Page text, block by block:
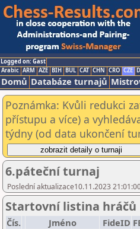
Logged on: Gast
Arabic ARM AZE BIH BUL CAT CHN CRO CZE
Domů Databáze turnajů
Poznámka: Kvůli redukci
přístupu a více) a
týdny (od data ukončení
6.páteční turnaj
Poslední aktualizace10.11.2023
Startovní listina hráčů
Čís. Jméno FideID